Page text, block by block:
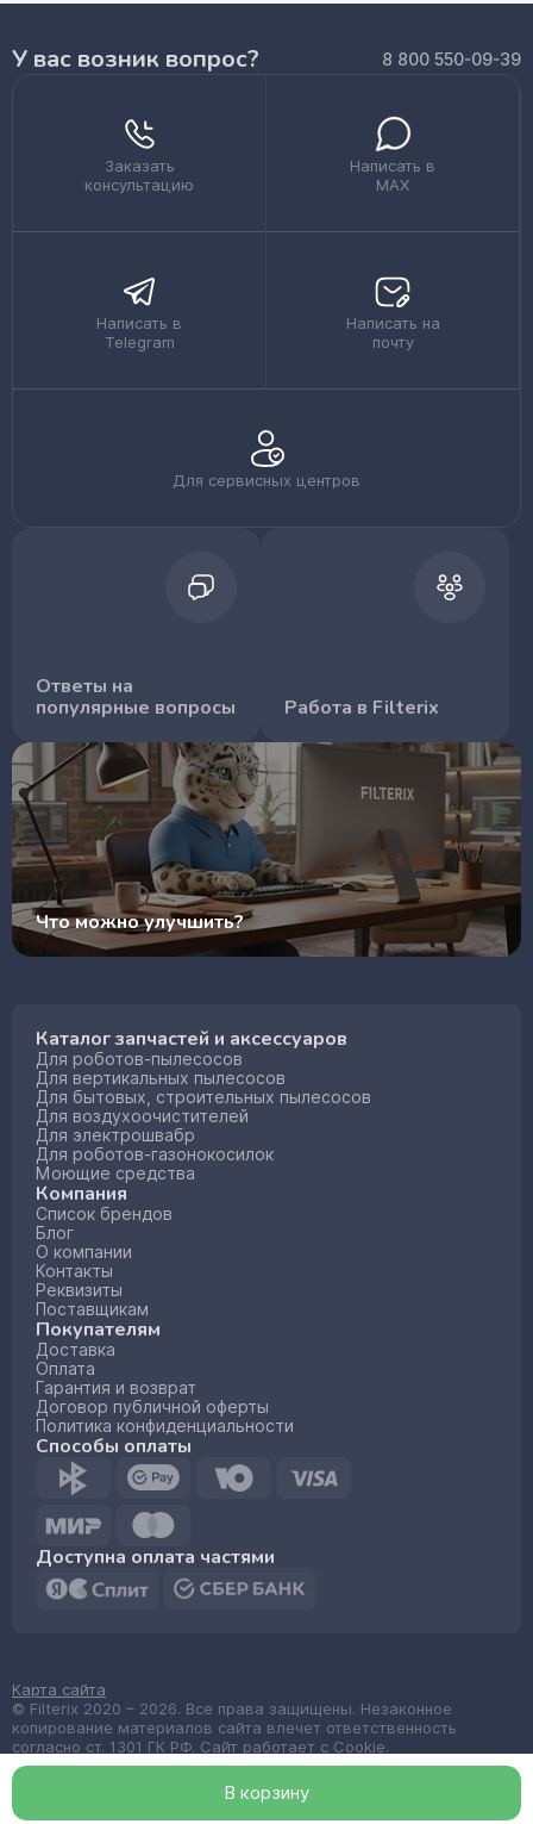
В корзину
У вас возник вопрос? 8 800 550-09-39
Заказать
консультацию
Написать в
MAX
Написать в
Telegram
Написать на
почту
Для сервисных центров
Ответы на
популярные вопросы
Работа в Filterix
Что можно улучшить?
Каталог запчастей и аксессуаров
Для роботов-пылесосов
Для вертикальных пылесосов
Для бытовых, строительных пылесосов
Для воздухоочистителей
Для электрошвабр
Для роботов-газонокосилок
Моющие средства
Компания
Список брендов
Блог
О компании
Контакты
Реквизиты
Поставщикам
Покупателям
Доставка
Оплата
Гарантия и возврат
Договор публичной оферты
Политика конфиденциальности
Способы оплаты
Доступна оплата частями
© Filterix 2020 – 2026. Все права защищены. Незаконное
копирование материалов сайта влечет ответственность
согласно ст. 1301 ГК РФ. Сайт работает с Cookie.
Карта сайта
Made by